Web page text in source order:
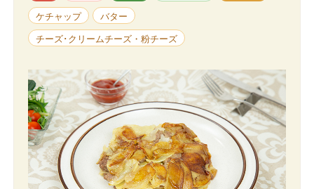
ケチャップ バター
チーズ･クリームチーズ・粉チーズ